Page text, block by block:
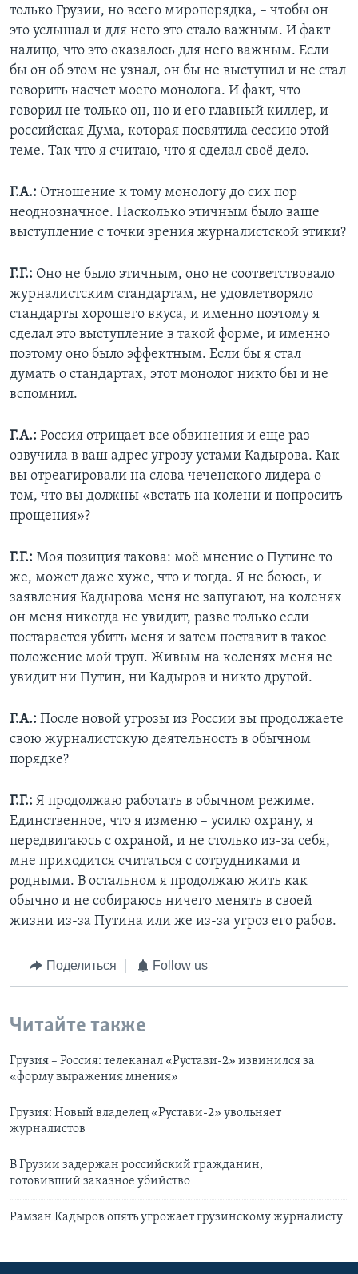
только Грузии, но всего миропорядка, – чтобы он
это услышал и для него это стало важным. И факт
налицо, что это оказалось для него важным. Если
бы он об этом не узнал, он бы не выступил и не стал
говорить насчет моего монолога. И факт, что
говорил не только он, но и его главный киллер, и
российская Дума, которая посвятила сессию этой
теме. Так что я считаю, что я сделал своё дело.
Г.А.: Отношение к тому монологу до сих пор
неоднозначное. Насколько этичным было ваше
выступление с точки зрения журналистской этики?
Г.Г.: Оно не было этичным, оно не соответствовало
журналистским стандартам, не удовлетворяло
стандарты хорошего вкуса, и именно поэтому я
сделал это выступление в такой форме, и именно
поэтому оно было эффектным. Если бы я стал
думать о стандартах, этот монолог никто бы и не
вспомнил.
Г.А.: Россия отрицает все обвинения и еще раз
озвучила в ваш адрес угрозу устами Кадырова. Как
вы отреагировали на слова чеченского лидера о
том, что вы должны «встать на колени и попросить
прощения»?
Г.Г.: Моя позиция такова: моё мнение о Путине то
же, может даже хуже, что и тогда. Я не боюсь, и
заявления Кадырова меня не запугают, на коленях
он меня никогда не увидит, разве только если
постарается убить меня и затем поставит в такое
положение мой труп. Живым на коленях меня не
увидит ни Путин, ни Кадыров и никто другой.
Г.А.: После новой угрозы из России вы продолжаете
свою журналистскую деятельность в обычном
порядке?
Г.Г.: Я продолжаю работать в обычном режиме.
Единственное, что я изменю – усилю охрану, я
передвигаюсь с охраной, и не столько из-за себя,
мне приходится считаться с сотрудниками и
родными. В остальном я продолжаю жить как
обычно и не собираюсь ничего менять в своей
жизни из-за Путина или же из-за угроз его рабов.
Поделиться Follow us
Читайте также
Грузия – Россия: телеканал «Рустави-2» извинился за
«форму выражения мнения»
Грузия: Новый владелец «Рустави-2» увольняет
журналистов
В Грузии задержан российский гражданин,
готовивший заказное убийство
Рамзан Кадыров опять угрожает грузинскому журналисту